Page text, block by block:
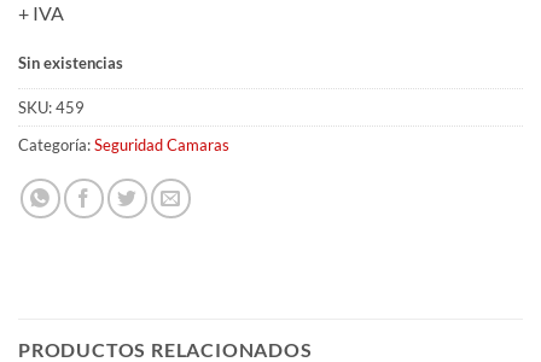
+ IVA
Sin existencias
SKU:459
Categoría:Seguridad Camaras
PRODUCTOS RELACIONADOS